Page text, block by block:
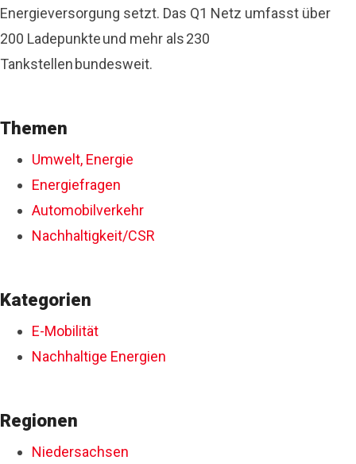
Energieversorgung setzt. Das Q1 Netz umfasst über
200 Ladepunkte und mehr als 230
Tankstellen bundesweit.
Themen
Umwelt, Energie
Energiefragen
Automobilverkehr
Nachhaltigkeit/CSR
Kategorien
E-Mobilität
Nachhaltige Energien
Regionen
Niedersachsen